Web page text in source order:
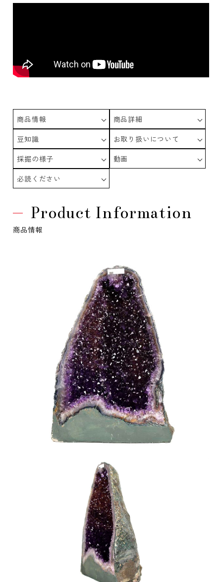
商品情報
商品詳細
豆知識
お取り扱いについて
採掘の様子
動画
必読ください
Product Information
商品情報